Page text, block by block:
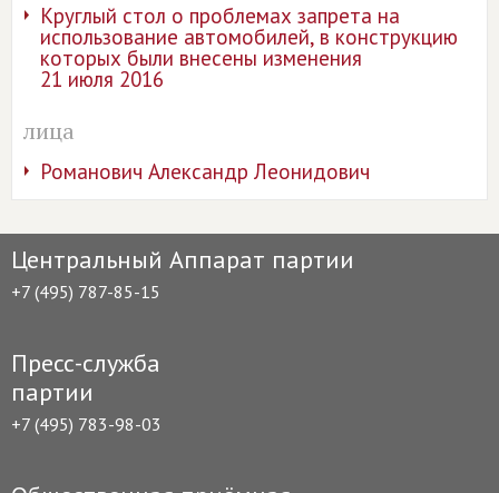
Круглый стол о проблемах запрета на
использование автомобилей, в конструкцию
которых были внесены изменения
21 июля 2016
лица
Романович Александр Леонидович
Центральный Аппарат партии
+7 (495) 787-85-15
Пресс-служба
партии
+7 (495) 783-98-03